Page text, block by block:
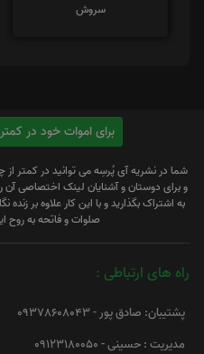
سروش
برای اموات خود در کمتر از 3 دقیقه یادبود
شما در نشریه آی پُرسِه می توانید در کمتر
و برای دوستان و آشنایان لینک اختصاصی
به اشتراک بگذارید و با این کار علاوه بر زنده
صلوات و فاتحه به روح
راه های ارتباطی :
پشتیبان: صادق پور - 09378608043
مدیریت : حسینی - 09123180050